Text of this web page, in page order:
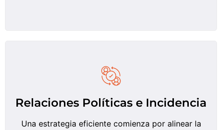
Relaciones Políticas e Incidencia
Una estrategia eficiente comienza por alinear la